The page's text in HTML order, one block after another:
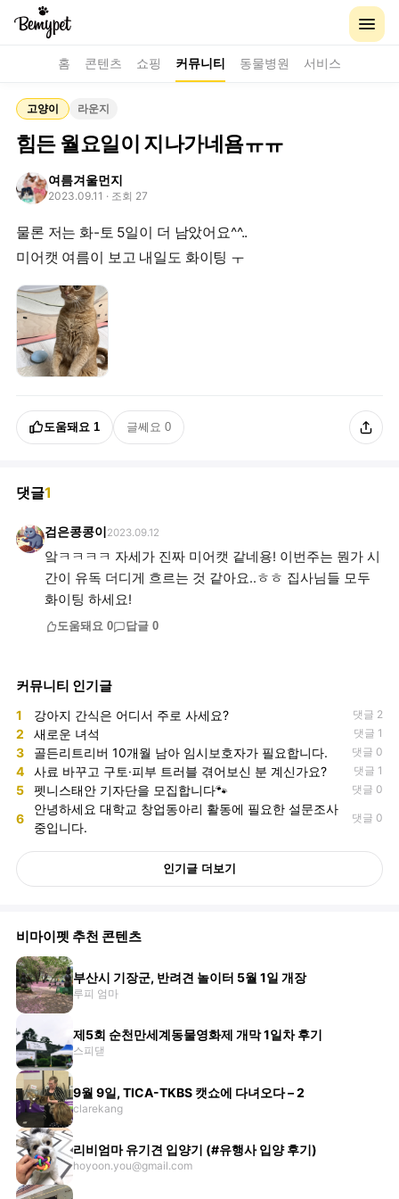
홈 콘텐츠 쇼핑 커뮤니티 동물병원 서비스
고양이 라운지
힘든 월요일이 지나가네욤ㅠㅠ
여름겨울먼지
2023.09.11 · 조회 27
물론 저는 화-토 5일이 더 남았어요^^..
미어캣 여름이 보고 내일도 화이팅 ㅜ
도움돼요 1 글쎄요 0
댓글1
검은콩콩이 2023.09.12
앜ㅋㅋㅋㅋ 자세가 진짜 미어캣 같네용! 이번주는 뭔가 시
간이 유독 더디게 흐르는 것 같아요..ㅎㅎ 집사님들 모두
화이팅 하세요!
도움돼요 0 답글 0
커뮤니티 인기글
1 강아지 간식은 어디서 주로 사세요? 댓글 2
2 새로운 녀석 댓글 1
3 골든리트리버 10개월 남아 임시보호자가 필요합니다. 댓글 0
4 사료 바꾸고 구토·피부 트러블 겪어보신 분 계신가요? 댓글 1
5 펫니스태안 기자단을 모집합니다🐾 댓글 0
6
안녕하세요 대학교 창업동아리 활동에 필요한 설문조사
중입니다.
댓글 0
인기글 더보기
비마이펫 추천 콘텐츠
부산시 기장군, 반려견 놀이터 5월 1일 개장
루피 엄마
제5회 순천만세계동물영화제 개막 1일차 후기
스피댇
9월 9일, TICA-TKBS 캣쇼에 다녀오다 – 2
clarekang
리비엄마 유기견 입양기 (#유행사 입양 후기)
hoyoon.you@gmail.com